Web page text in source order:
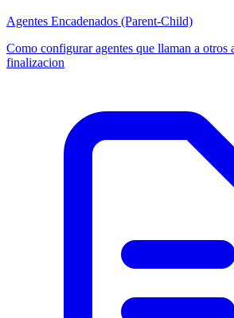
Agentes Encadenados (Parent-Child)
Como configurar agentes que llaman a otros
finalizacion